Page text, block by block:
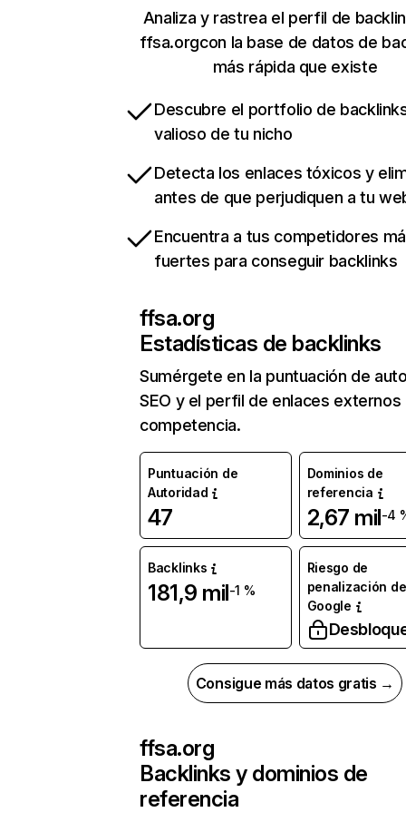
Analiza y rastrea el perfil de
ffsa.orgcon la base de datos de
más rápida que existe
Descubre el portfolio de
valioso de tu nicho
Detecta los enlaces tóxicos y
antes de que perjudiquen a tu
Encuentra a tus competidores
fuertes para conseguir backlinks
ffsa.org
Estadísticas de backlinks
Sumérgete en la puntuación de
SEO y el perfil de enlaces externos
competencia.
Puntuación de
Autoridad
47
Dominios de
referencia
2,67 mil-4
Backlinks
181,9 mil-1 %
Riesgo de
penalización de
Google
Consigue más datos gratis →
ffsa.org
Backlinks y dominios de
referencia